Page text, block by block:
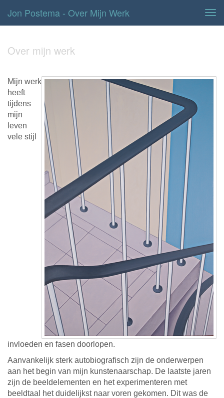
Jon Postema - Over Mijn Werk
Over mijn werk
Mijn werk
heeft
tijdens
mijn
leven
vele stijl
invloeden en fasen doorlopen.
Aanvankelijk sterk autobiografisch zijn de onderwerpen
aan het begin van mijn kunstenaarschap. De laatste jaren
zijn de beeldelementen en het experimenteren met
beeldtaal het duidelijkst naar voren gekomen. Dit was de